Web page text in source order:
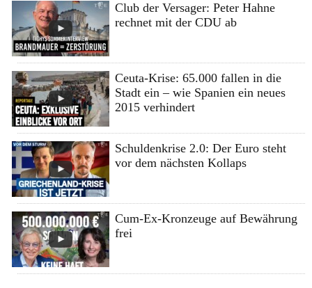
Club der Versager: Peter Hahne
rechnet mit der CDU ab
Ceuta-Krise: 65.000 fallen in die
Stadt ein – wie Spanien ein neues
2015 verhindert
Schuldenkrise 2.0: Der Euro steht
vor dem nächsten Kollaps
Cum-Ex-Kronzeuge auf Bewährung
frei